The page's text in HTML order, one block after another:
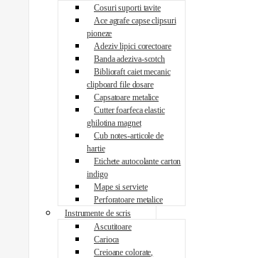
Cosuri suporti tavite
Ace agrafe capse clipsuri
pioneze
Adeziv lipici corectoare
Banda adeziva-scotch
Biblioraft caiet mecanic
clipboard file dosare
Capsatoare metalice
Cutter foarfeca elastic
ghilotina magnet
Cub notes-articole de
hartie
Etichete autocolante carton
indigo
Mape si serviete
Perforatoare metalice
Instrumente de scris
Ascutitoare
Carioca
Creioane colorate,